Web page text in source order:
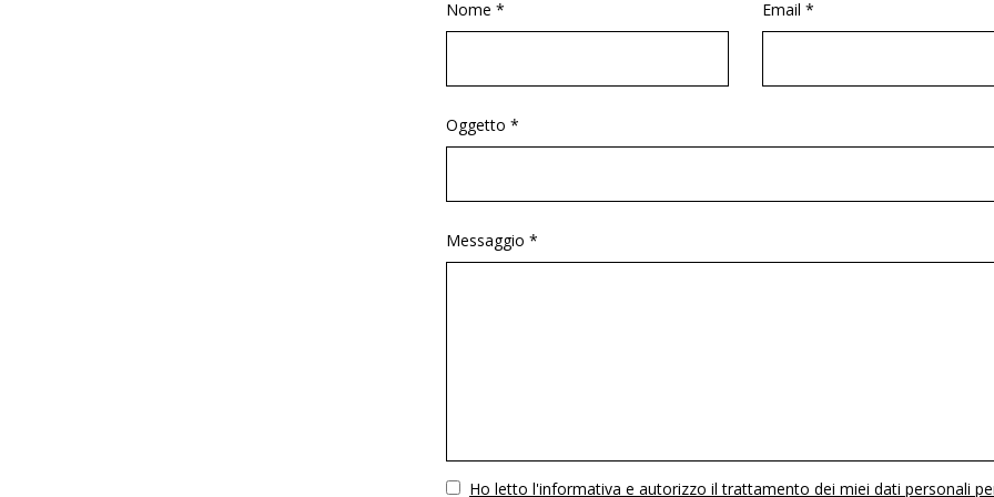
Nome * Email *
Oggetto *
Messaggio *
VuotoHo letto l'informativa e autorizzo il trattamento dei miei dati personali